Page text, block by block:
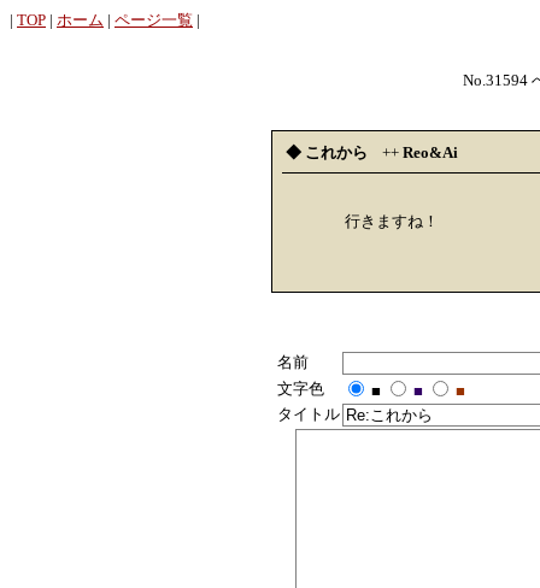
| TOP | ホーム | ページ一覧 |
No.31594
◆ これから ++ Reo&Ai
行きますね！
名前
文字色
■ ■
■
タイトル